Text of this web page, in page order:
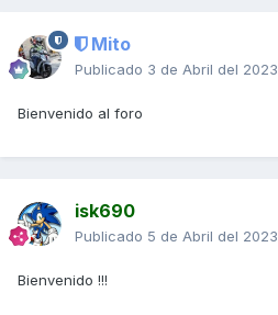
Mito
Publicado 3 de Abril del 2023
Bienvenido al foro
isk690
Publicado 5 de Abril del 2023
Bienvenido !!!